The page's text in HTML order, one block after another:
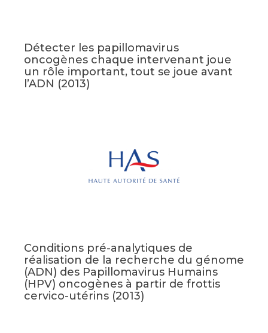
Détecter les papillomavirus
oncogènes chaque intervenant joue
un rôle important, tout se joue avant
l’ADN (2013)
Conditions pré-analytiques de
réalisation de la recherche du génome
(ADN) des Papillomavirus Humains
(HPV) oncogènes à partir de frottis
cervico-utérins (2013)